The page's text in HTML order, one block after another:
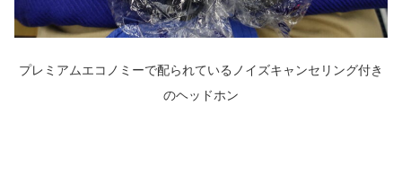
プレミアムエコノミーで配られているノイズキャンセリング付き
のヘッドホン